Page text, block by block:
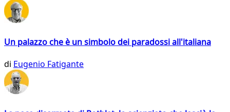
Un palazzo che è un simbolo dei paradossi all'italiana
di Eugenio Fatigante